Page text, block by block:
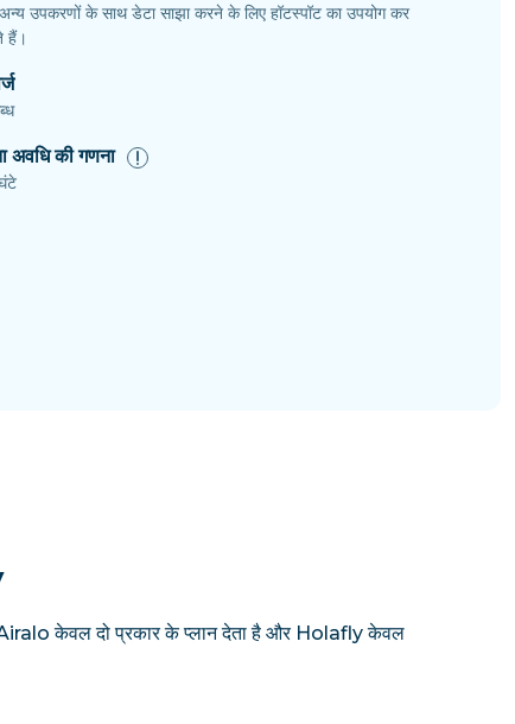
उपकरणों के साथ डेटा साझा करने के लिए हॉटस्पॉट का उपयोग कर
हैं।
अवधि की गणना
केवल दो प्रकार के प्लान देता है और Holafly केवल